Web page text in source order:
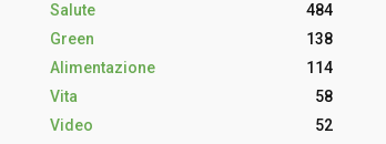
Salute
484
Green
138
Alimentazione
114
Vita
58
Video
52